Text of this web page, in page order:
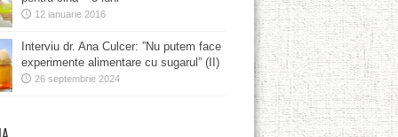
12 ianuarie 2016
Interviu dr. Ana Culcer: ”Nu putem face
experimente alimentare cu sugarul” (II)
26 septembrie 2024